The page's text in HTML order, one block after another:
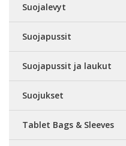
Suojalevyt
Suojapussit
Suojapussit ja laukut
Suojukset
Tablet Bags & Sleeves